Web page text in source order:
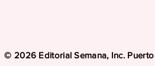
© 2026 Editorial Semana, Inc. Puerto